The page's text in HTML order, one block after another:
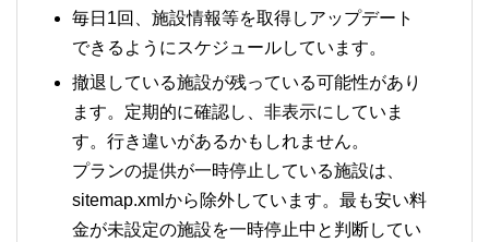
毎日1回、施設情報等を取得しアップデート
できるようにスケジュールしています。
撤退している施設が残っている可能性があり
ます。定期的に確認し、非表示にしていま
す。行き違いがあるかもしれません。
プランの提供が一時停止している施設は、
sitemap.xmlから除外しています。最も安い料
金が未設定の施設を一時停止中と判断してい